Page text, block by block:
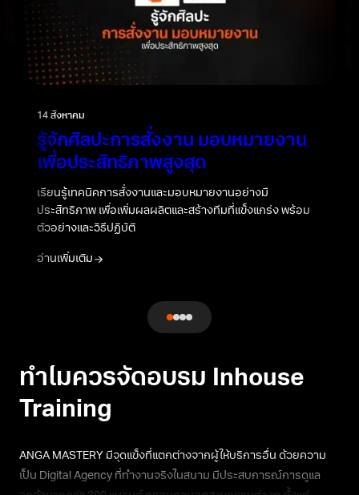
14 สิงหาคม
รู้จักศิลปะการสั่งงาน มอบหมายงาน
เพื่อประสิทธิภาพสูงสุด
เรียนรู้เทคนิคการสั่งงานและมอบหมายงานอย่างมี
ประสิทธิภาพ เพื่อเพิ่มผลผลิตและสร้างทีมที่แข็งแกร่ง พร้อม
ตัวอย่างและวิธีปฏิบัติ
อ่านเพิ่มเติม
ทำไมควรจัดอบรม Inhouse
Training
ANGA MASTERY มีจุดแข็งที่แตกต่างจากผู้ให้บริการอื่น ด้วยความ
เป็น Digital Agency ที่ทำงานจริงในสนาม มีประสบการณ์การดูแล